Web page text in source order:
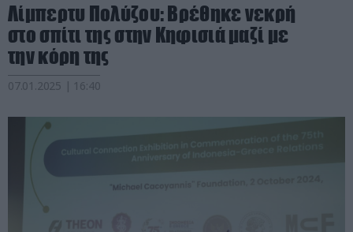
Λίμπερτυ Πολύζου: Βρέθηκε νεκρή
στο σπίτι της στην Κηφισιά μαζί με
την κόρη της
07.01.2025 | 16:40